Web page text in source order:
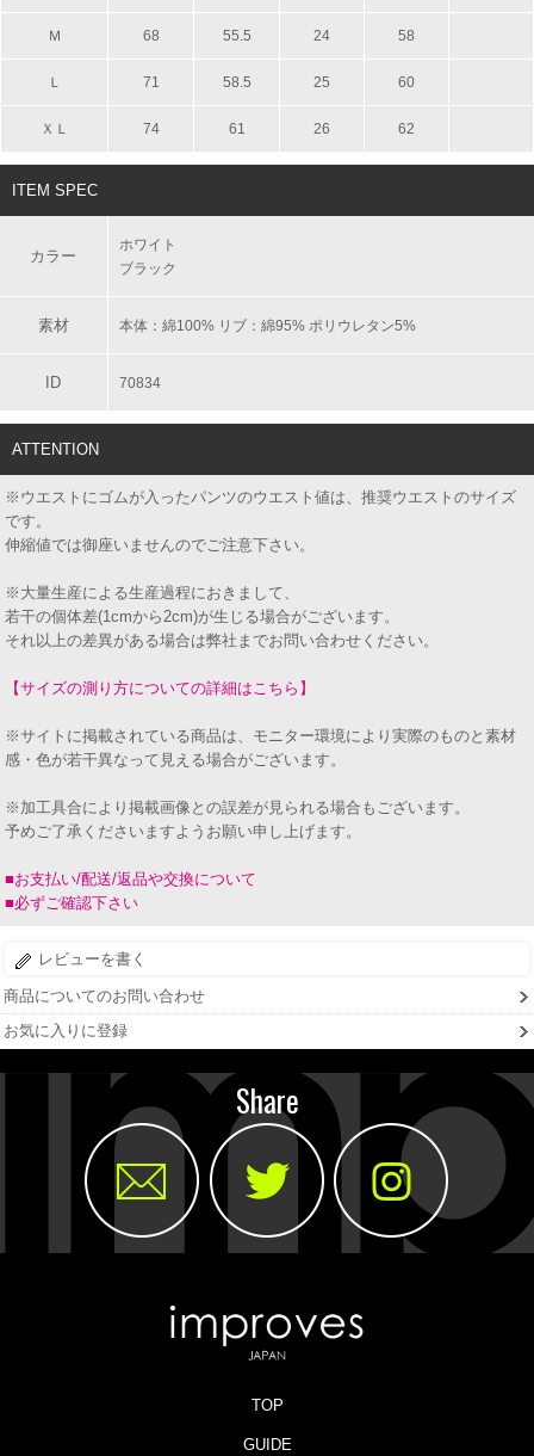
Ｍ 68 55.5 24 58
Ｌ 71 58.5 25 60
ＸＬ 74 61 26 62
ITEM SPEC
カラー
ホワイト
ブラック
素材 本体：綿100% リブ：綿95% ポリウレタン5%
ID 70834
ATTENTION
※ウエストにゴムが入ったパンツのウエスト値は、推奨ウエストのサイズ
です。
伸縮値では御座いませんのでご注意下さい。
※大量生産による生産過程におきまして、
若干の個体差(1cmから2cm)が生じる場合がございます。
それ以上の差異がある場合は弊社までお問い合わせください。
【サイズの測り方についての詳細はこちら】
※サイトに掲載されている商品は、モニター環境により実際のものと素材
感・色が若干異なって見える場合がございます。
※加工具合により掲載画像との誤差が見られる場合もございます。
予めご了承くださいますようお願い申し上げます。
■お支払い/配送/返品や交換について
■必ずご確認下さい
レビューを書く
商品についてのお問い合わせ
お気に入りに登録
Share
TOP
GUIDE